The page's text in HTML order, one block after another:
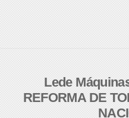
Lede
REFORMA DE